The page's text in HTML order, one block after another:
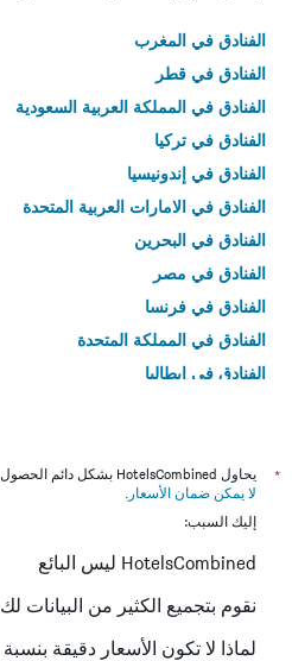
الفنادق في المغرب
الفنادق في قطر
الفنادق في المملكة العربية السعودية
الفنادق في تركيا
الفنادق في إندونيسيا
الفنادق في الامارات العربية المتحدة
الفنادق في البحرين
الفنادق في مصر
الفنادق في فرنسا
الفنادق في المملكة المتحدة
الفنادق في إيطاليا
*
يحاول HotelsCombined بشكل دائم الحصول على الأسعار الدقيقة، ولكن
لا يمكن ضمان الأسعار .
إليك السبب:
HotelsCombined ليس البائع
نقوم بتجميع الكثير من البيانات لك
لماذا لا تكون الأسعار دقيقة بنسبة 100٪؟